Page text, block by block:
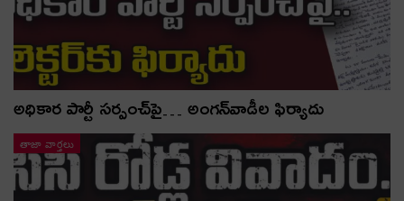
అధికార పార్టీ స‌ర్పంచ్‌పై… అంగ‌న్‌వాడీల ఫిర్యాదు
తాజా వార్తలు